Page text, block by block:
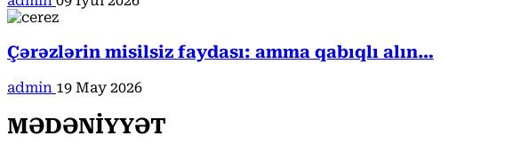
Çərəzlərin misilsiz faydası: amma qabıqlı alın…
admin 19 May 2026
MƏDƏNİYYƏT